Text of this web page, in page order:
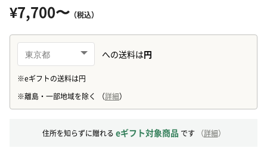
¥7,700〜 （税込）
住所を知らずに贈れる eギフト対象商品 です （詳細）